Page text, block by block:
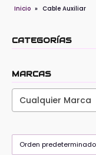
Inicio » Cable Auxiliar
CATEGORÍAS
MARCAS
Cualquier Marca